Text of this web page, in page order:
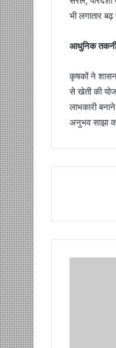
भी लगातार बढ़
आधुनिक
कृषकों ने शासन
से खेती की
लाभकारी
अनुभव साझा